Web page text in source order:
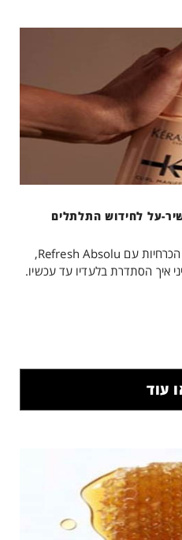
הפחיתי בחפיפות שיער שאינן הכרחיות עם Refresh Absolu,
איך הסתדרת בלעדיו עד עכשיו.
עוד